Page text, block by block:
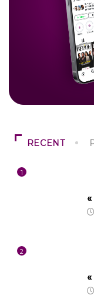
RECENT
1
2